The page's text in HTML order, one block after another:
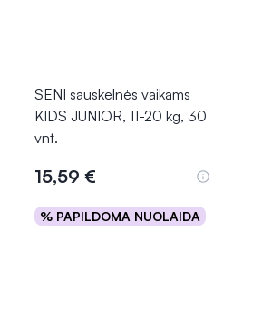
SENI sauskelnės vaikams
KIDS JUNIOR, 11-20 kg, 30
vnt.
15,59 €
% PAPILDOMA NUOLAIDA
Į krepšelį